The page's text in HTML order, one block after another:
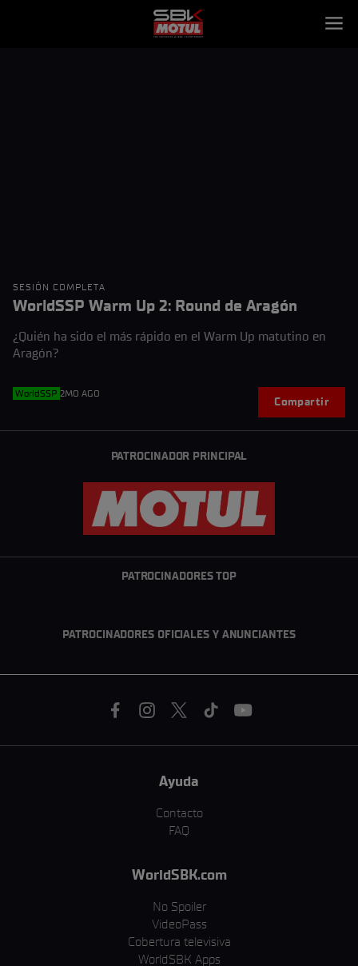
SESIÓN COMPLETA
WorldSSP Warm Up 2: Round de Aragón
¿Quién ha sido el más rápido en el Warm Up matutino en
Aragón?
WorldSSP 2MO AGO
Compartir
PATROCINADOR PRINCIPAL
PATROCINADORES TOP
PATROCINADORES OFICIALES Y ANUNCIANTES
Ayuda
Contacto
FAQ
WorldSBK.com
No Spoiler
VideoPass
Cobertura televisiva
WorldSBK Apps